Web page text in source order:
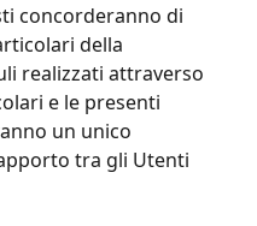
concorderanno di
della
realizzati attraverso
e le presenti
un unico
tra gli Utenti